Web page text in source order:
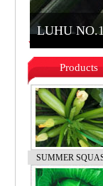
LUHU NO.1
LUHU
Products
SUMMER